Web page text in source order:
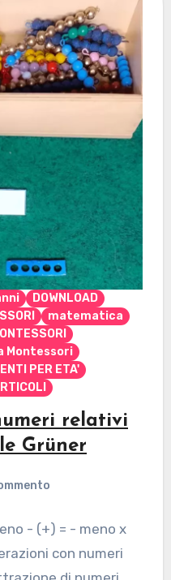
DOWNLOAD
matematica
Montessori
PER ETA'
relativi
Grüner
- (+) = - meno x
con numeri